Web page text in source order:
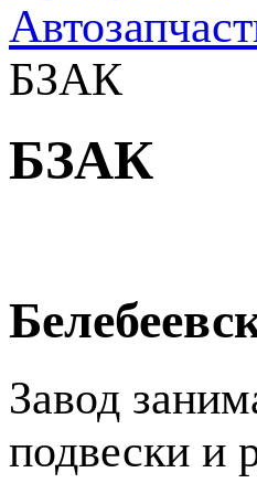
БЗАК
БЗАК
Завод
подвески и